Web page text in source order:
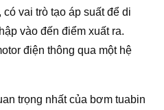
vai trò tạo áp suất để di
vào đến điểm xuất ra.
điện thông qua một hệ
trọng nhất của bơm tuabin